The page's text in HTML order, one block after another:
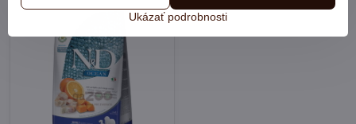
Ukázať podrobnosti